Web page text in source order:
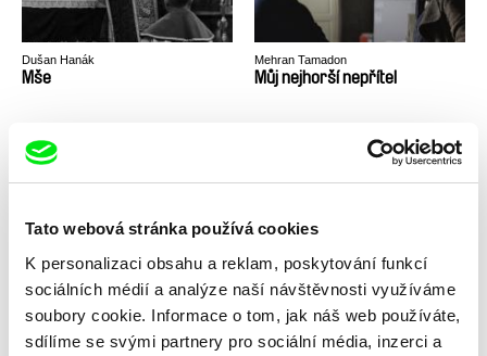
Tato webová stránka používá cookies
K personalizaci obsahu a reklam, poskytování funkcí
sociálních médií a analýze naší návštěvnosti využíváme
soubory cookie. Informace o tom, jak náš web používáte,
sdílíme se svými partnery pro sociální média, inzerci a
Dušan Hanák
Mše
Mehran Tamadon
Můj nejhorší nepřítel
Anna Kryvenko
Můj neznámý vojín
Anna Kryvenko
Můj neznámý vojín